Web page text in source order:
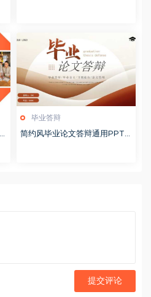
毕业答辩
简约风毕业论文答辩通用PPT
提交评论